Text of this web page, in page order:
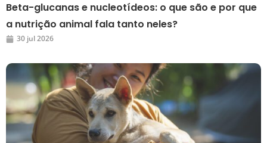
Beta-glucanas e nucleotídeos: o que são e por que
a nutrição animal fala tanto neles?
30 jul 2026